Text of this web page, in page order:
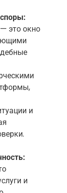
это окно
и
и